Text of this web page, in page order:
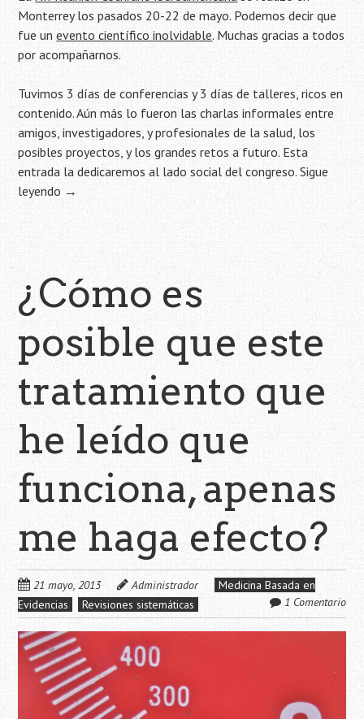
Monterrey los pasados 20-22 de mayo. Podemos decir que
fue unevento científico inolvidable. Muchas gracias a todos
por acompañarnos.
Tuvimos 3 días de conferencias y 3 días de talleres, ricos en
contenido. Aún más lo fueron las charlas informales entre
amigos, investigadores, y profesionales de la salud, los
posibles proyectos, y los grandes retos a futuro. Esta
entrada la dedicaremos al lado social del congreso.Sigue
leyendo →
¿Cómo es
posible que este
tratamiento que
he leído que
funciona, apenas
me haga efecto?
21 mayo, 2013 Administrador
Medicina Basada en
Evidencias
Revisiones sistemáticas 1 Comentario